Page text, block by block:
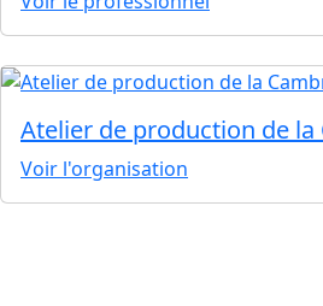
Atelier de production de la
Voir l'organisation